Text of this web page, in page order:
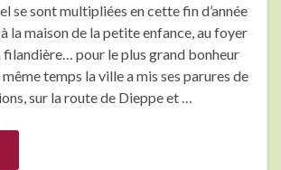
se sont multipliées en cette fin d’année
la maison de la petite enfance, au foyer
filandière… pour le plus grand bonheur
temps la ville a mis ses parures de
sur la route de Dieppe et …